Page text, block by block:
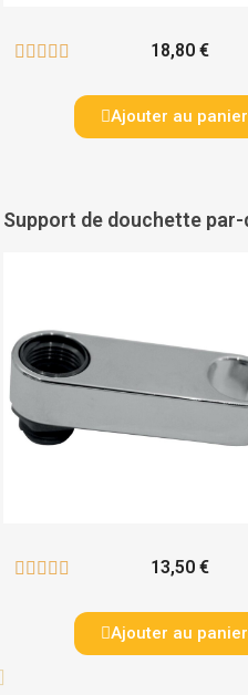
     18,80 €
Ajouter au panier
     13,50 €
Ajouter au panier